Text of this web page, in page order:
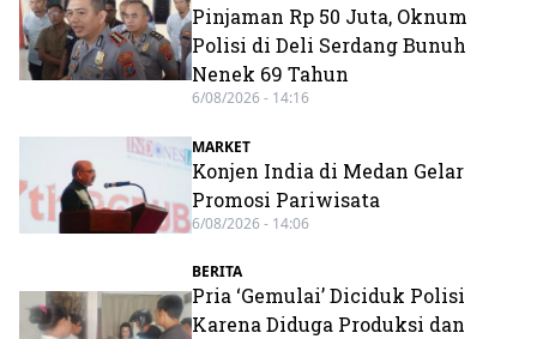
Pinjaman Rp 50 Juta, Oknum
Polisi di Deli Serdang Bunuh
Nenek 69 Tahun
6/08/2026 - 14:16
MARKET
Konjen India di Medan Gelar
Promosi Pariwisata
6/08/2026 - 14:06
BERITA
Pria ‘Gemulai’ Diciduk Polisi
Karena Diduga Produksi dan